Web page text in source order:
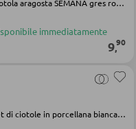
Ciotola aragosta SEMANA gres rosso lucido
immediatamente
9,90
Set di ciotole in porcellana bianca Philipa